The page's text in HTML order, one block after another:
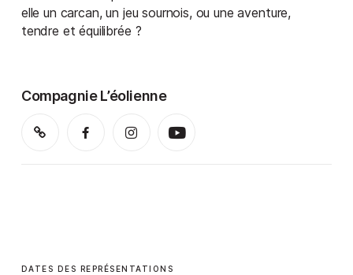
elle un carcan, un jeu sournois, ou une aventure,
tendre et équilibrée ?
Compagnie L’éolienne
DATES DES REPRÉSENTATIONS